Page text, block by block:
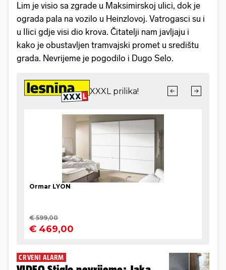
Lim je visio sa zgrade u Maksimirskoj ulici, dok je
ograda pala na vozilo u Heinzlovoj. Vatrogasci su i
u Ilici gdje visi dio krova. Čitatelji nam javljaju i
kako je obustavljen tramvajski promet u središtu
grada. Nevrijeme je pogodilo i Dugo Selo.
CRVENI ALARM